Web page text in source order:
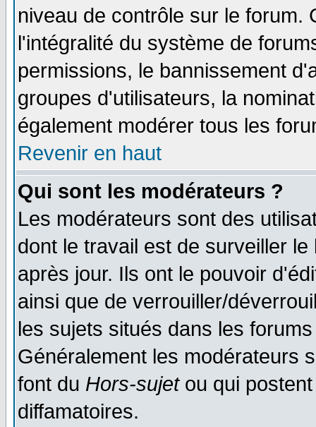
niveau de contrôle sur le forum.
l'intégralité du système de
permissions, le bannissement
groupes d'utilisateurs, la
également modérer tous les
Revenir en haut
Qui sont les modérateurs ?
Les modérateurs sont des
dont le travail est de surveiller
après jour. Ils ont le pouvoir
ainsi que de verrouiller/
les sujets situés dans les
Généralement les modérateurs
font du Hors-sujetou qui
diffamatoires.